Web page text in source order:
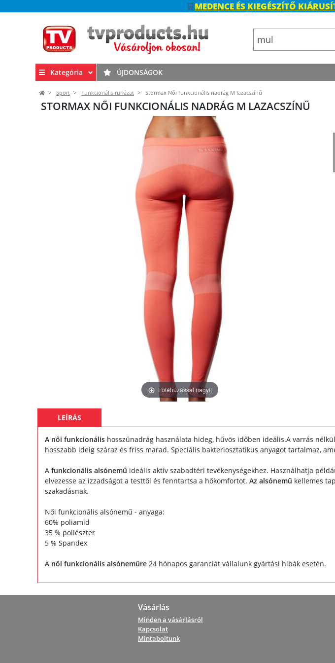
🛒MEDENCE ÉS KIEGÉSZÍTŐ
Kategória ÚJDONSÁGOK
Sport Funkcionális ruházat Stormax Női funkcionális nadrág M lazacszínű
STORMAX NŐI FUNKCIONÁLIS NADRÁG M LAZACSZÍNŰ
Föléhúzással nagyít
LEÍRÁS
A női funkcionális hosszúnadrág használata hideg, hűvös időben ideális.A varrás
hosszabb ideig száraz és friss marad. Speciális bakteriosztatikus anyagot tartalmaz,
A funkcionális alsónemű ideális aktív szabadtéri tevékenységekhez. Használhatja
elvezesse az izzadságot a testtől és fenntartsa a hőkomfortot. Az alsónemű kellemes
szakadásnak.
Női funkcionális alsónemű - anyaga:
60% poliamid
35 % poliészter
5 % Spandex
A női funkcionális alsóneműre24 hónapos garanciát vállalunk gyártási hibák esetén.
Vásárlás
Minden a vásárlásról
Kapcsolat
Mintaboltunk